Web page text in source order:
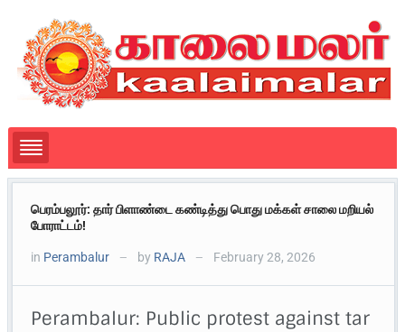
பெரம்பலூர்: தார் பிளாண்டை கண்டித்து பொது மக்கள் சாலை மறியல்
போராட்டம்!
in Perambalur — by RAJA — February 28, 2026
Perambalur: Public protest against tar